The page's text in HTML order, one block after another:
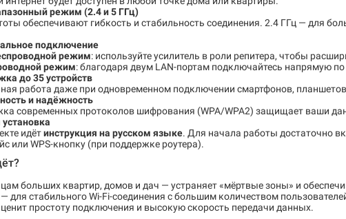
режим (2.4 и 5 ГГц)
обеспечивают гибкость и стабильность соединения. 2.4 ГГц — для
подключение
режим: используйте усилитель в роли репитера, чтобы
режим: благодаря двум LAN-портам подключайтесь напрямую
до 35 устройств
работа даже при одновременном подключении смартфонов,
и надёжность
современных протоколов шифрования (WPA/WPA2) защищает ваши
идётинструкция на русском языке. Для начала работы достаточно
или WPS-кнопку (при поддержке роутера).
больших квартир, домов и дач — устраняет «мёртвые зоны» и
для стабильного Wi-Fi-соединения с большим количеством
простоту подключения и высокую скорость передачи данных.